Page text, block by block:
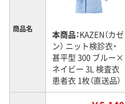
商品名 本商品：KAZEN（カゼ
ン） ニット検診衣・
甚平型 300 ブルー×
ネイビー 3L 検査衣
患者衣 1枚（直送品）